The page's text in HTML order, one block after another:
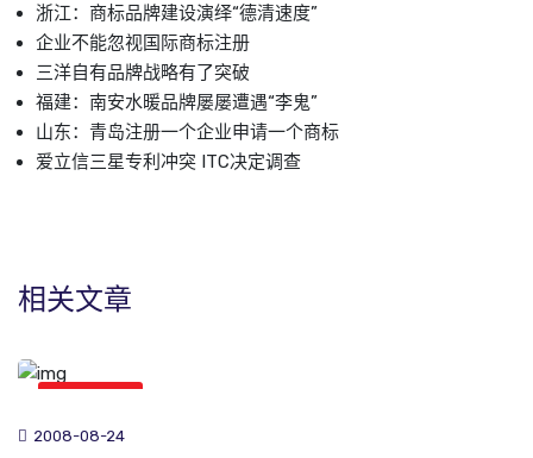
浙江：商标品牌建设演绎“德清速度”
企业不能忽视国际商标注册
三洋自有品牌战略有了突破
福建：南安水暖品牌屡屡遭遇“李鬼”
山东：青岛注册一个企业申请一个商标
爱立信三星专利冲突 ITC决定调查
相关文章
2008-08-24